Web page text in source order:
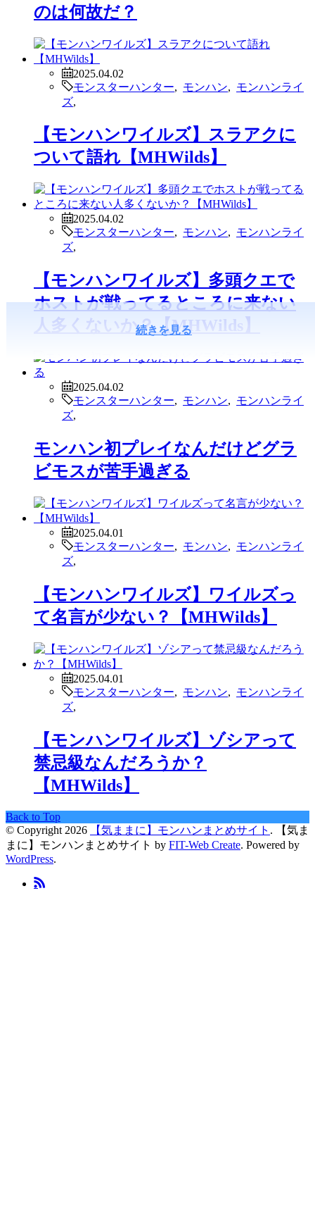
続きを見る
のは何故だ？
2025.04.02
モンスターハンター
モンハン
モンハンライ
ズ
【モンハンワイルズ】スラアクに
ついて語れ【MHWilds】
2025.04.02
モンスターハンター
モンハン
モンハンライ
ズ
【モンハンワイルズ】多頭クエで
ホストが戦ってるところに来ない
人多くないか？【MHWilds】
2025.04.02
モンスターハンター
モンハン
モンハンライ
ズ
モンハン初プレイなんだけどグラ
ビモスが苦手過ぎる
2025.04.01
モンスターハンター
モンハン
モンハンライ
ズ
【モンハンワイルズ】ワイルズっ
て名言が少ない？【MHWilds】
2025.04.01
モンスターハンター
モンハン
モンハンライ
ズ
【モンハンワイルズ】ゾシアって
禁忌級なんだろうか？
【MHWilds】
Back to Top
© Copyright 2026
【気ままに】モンハンまとめサイト .
【気ま
まに】モンハンまとめサイト by FIT-Web Create. Powered by
WordPress.